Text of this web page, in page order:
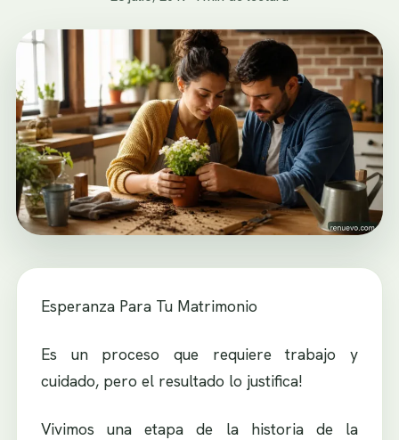
Esperanza Para Tu Matrimonio
Es un proceso que requiere trabajo y
cuidado, pero el resultado lo justifica!
Vivimos una etapa de la historia de la